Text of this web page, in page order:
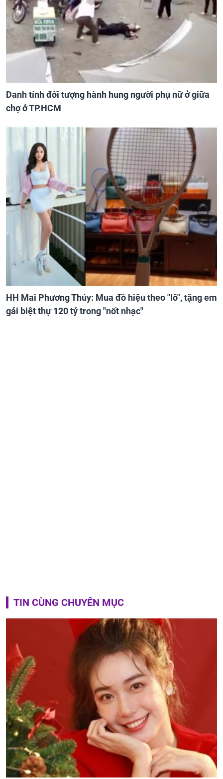
Danh tính đối tượng hành hung người phụ nữ ở giữa
chợ ở TP.HCM
HH Mai Phương Thúy: Mua đồ hiệu theo "lô", tặng em
gái biệt thự 120 tỷ trong "nốt nhạc"
TIN CÙNG CHUYÊN MỤC